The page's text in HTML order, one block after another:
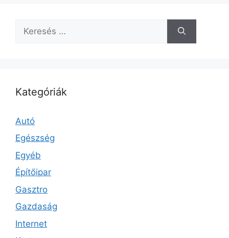
Keresés:
Kategóriák
Autó
Egészség
Egyéb
Építőipar
Gasztro
Gazdaság
Internet